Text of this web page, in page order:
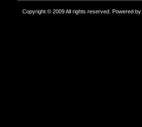
Copyright © 2009 All rights reserved. Powered by